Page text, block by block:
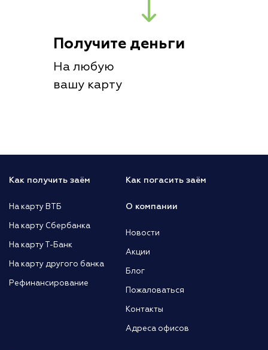
Получите деньги
На любую
вашу карту
Как получить заём
На карту ВТБ
На карту Сбербанка
На карту Т-Банк
На карту другого банка
Рефинансирование
Как погасить заём
О компании
Новости
Акции
Блог
Пожаловаться
Контакты
Адреса офисов